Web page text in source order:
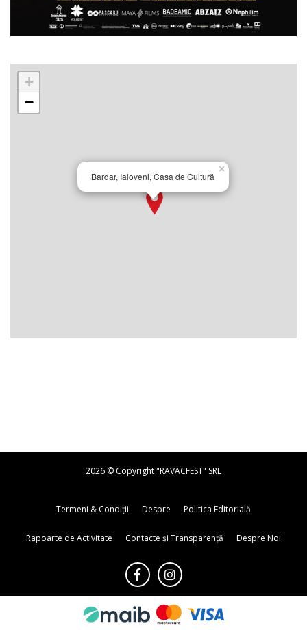
Bardar, Ialoveni, Casa de Cultură
×
+
−
2026 © Copyright "RAVACFEST" SRL
Termeni & Condiții Despre Politica Editorială
Rapoarte de Activitate Contacte și Transparență Despre Noi